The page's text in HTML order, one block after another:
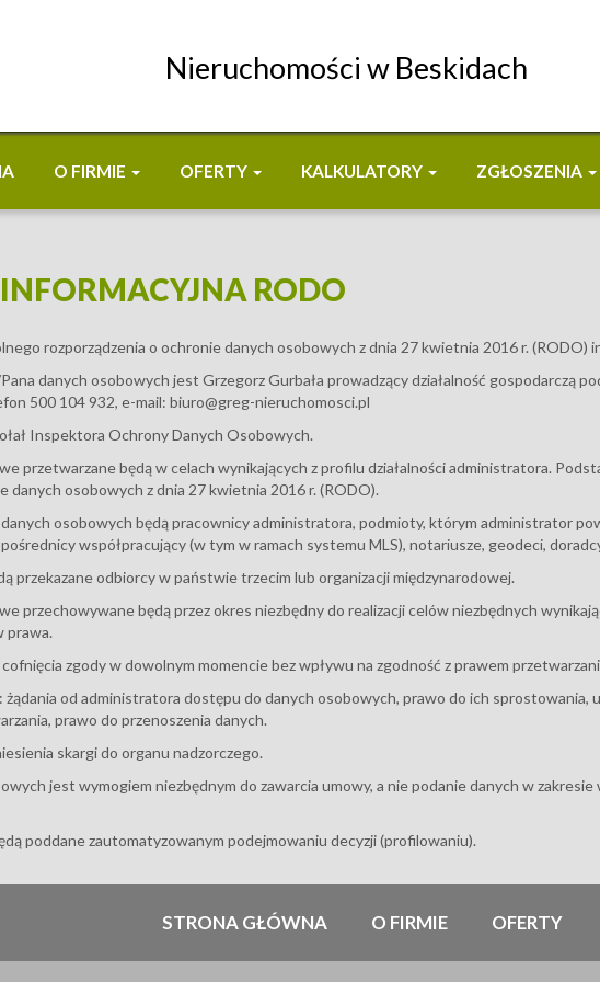
Nieruchomości w Beskidach
O FIRMIE OFERTY KALKULATORY ZGŁOSZENIA
RODO
rozporządzenia o ochronie danych osobowych z dnia 27 kwietnia 2016 r. (RODO)
danych osobowych jest Grzegorz Gurbała prowadzący działalność gospodarczą
500 104 932, e-mail: biuro@greg-nieruchomosci.pl
Inspektora Ochrony Danych Osobowych.
przetwarzane będą w celach wynikających z profilu działalności administratora.
danych osobowych z dnia 27 kwietnia 2016 r. (RODO).
osobowych będą pracownicy administratora, podmioty, którym administrator
współpracujący (w tym w ramach systemu MLS), notariusze, geodeci,
przekazane odbiorcy w państwie trzecim lub organizacji międzynarodowej.
przechowywane będą przez okres niezbędny do realizacji celów niezbędnych
prawa.
zgody w dowolnym momencie bez wpływu na zgodność z prawem
żądania od administratora dostępu do danych osobowych, prawo do ich sprostowania,
prawo do przenoszenia danych.
skargi do organu nadzorczego.
jest wymogiem niezbędnym do zawarcia umowy, a nie podanie danych w
poddane zautomatyzowanym podejmowaniu decyzji (profilowaniu).
STRONA GŁÓWNA O FIRMIE OFERTY